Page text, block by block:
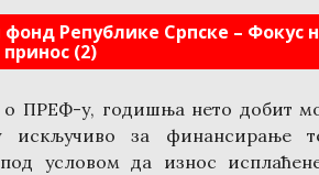
Републике Српске – Фокус
(2)
о ПРЕФ-у, годишња нето добит
искључиво за финансирање
условом да износ